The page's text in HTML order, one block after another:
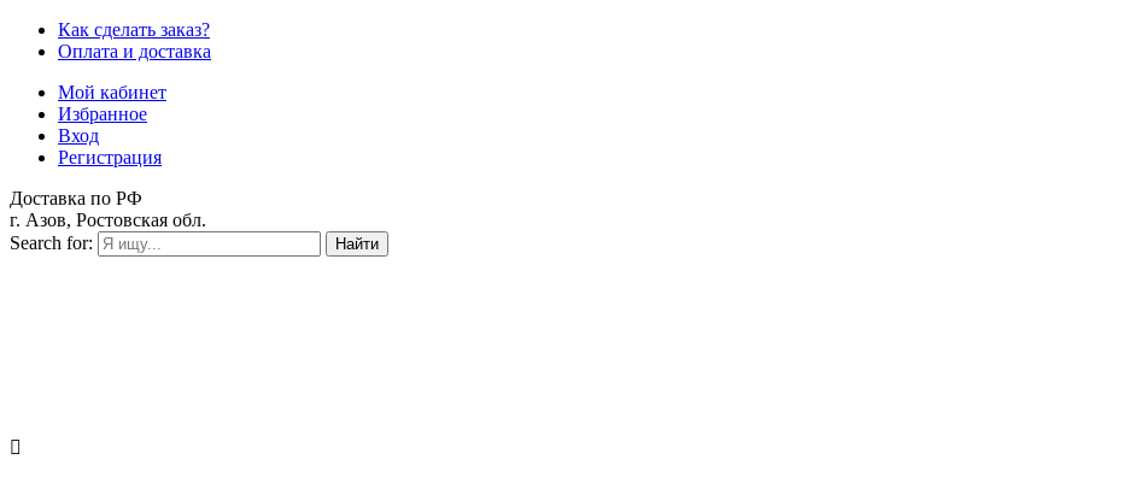
Как сделать заказ?
Оплата и доставка
Мой кабинет
Избранное
Вход
Регистрация
Доставка по РФ
г. Азов, Ростовская обл.
Search for:
Найти